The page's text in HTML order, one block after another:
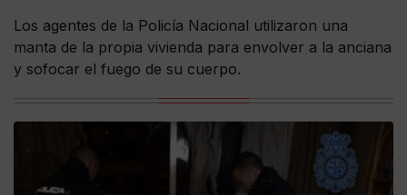
Los agentes de la Policía Nacional utilizaron una
manta de la propia vivienda para envolver a la anciana
y sofocar el fuego de su cuerpo.